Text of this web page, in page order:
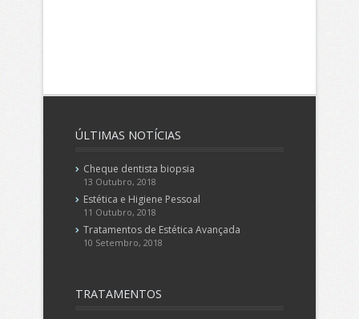
ÚLTIMAS NOTÍCIAS
Cheque dentista biopsia
13 Outubro, 2018
Estética e Higiene Pessoal
11 Outubro, 2018
Tratamentos de Estética Avançada
10 Setembro, 2018
TRATAMENTOS